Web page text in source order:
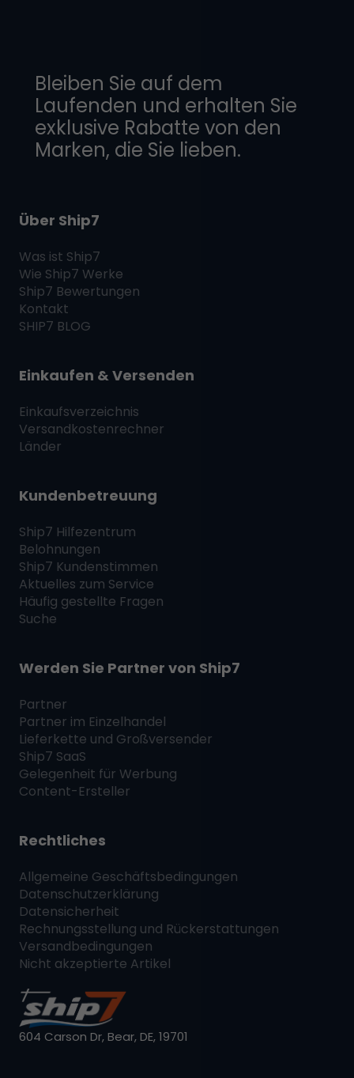
Bleiben Sie auf dem
Laufenden und erhalten Sie
exklusive Rabatte von den
Marken, die Sie lieben.
Über Ship7
Was ist Ship7
Wie Ship7 Werke
Ship7 Bewertungen
Kontakt
SHIP7 BLOG
Einkaufen & Versenden
Einkaufsverzeichnis
Versandkostenrechner
Länder
Kundenbetreuung
Ship7 Hilfezentrum
Belohnungen
Ship7 Kundenstimmen
Aktuelles zum Service
Häufig gestellte Fragen
Suche
Werden Sie Partner von Ship7
Partner
Partner im Einzelhandel
Lieferkette und Großversender
Ship7 SaaS
Gelegenheit für Werbung
Content-Ersteller
Rechtliches
Allgemeine Geschäftsbedingungen
Datenschutzerklärung
Datensicherheit
Rechnungsstellung und Rückerstattungen
Versandbedingungen
Nicht akzeptierte Artikel
604 Carson Dr, Bear, DE, 19701